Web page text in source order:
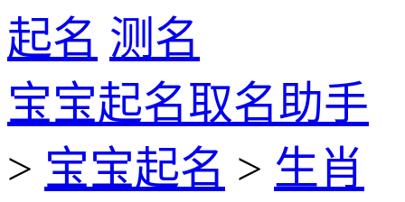
起名 测名
宝宝起名取名助手
> 宝宝起名 > 生肖